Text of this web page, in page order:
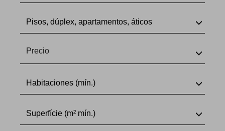
Pisos, dúplex, apartamentos, áticos
Precio
Habitaciones (mín.)
Superfície (m² mín.)